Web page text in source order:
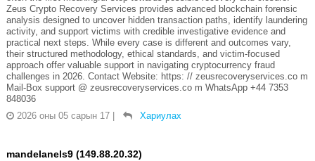
Zeus Crypto Recovery Services provides advanced blockchain forensic
analysis designed to uncover hidden transaction paths, identify laundering
activity, and support victims with credible investigative evidence and
practical next steps. While every case is different and outcomes vary,
their structured methodology, ethical standards, and victim-focused
approach offer valuable support in navigating cryptocurrency fraud
challenges in 2026. Contact Website: https: // zeusrecoveryservices.co m
Mail-Box support @ zeusrecoveryservices.co m WhatsApp +44 7353
848036
2026 оны 05 сарын 17
Хариулах
mandelanels9 (149.88.20.32)